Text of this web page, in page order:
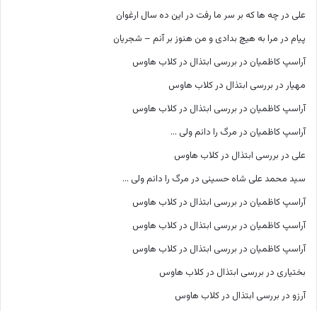
علی در چه ها که بر سر ما رفت در این ده سال ارغوان
پیام در مرا به هیچ بدادی و من هنوز بر آنم – شجریان
آراسپ کاظمیان در بررسی ابتذال در کلاب هاوس
مهیار در بررسی ابتذال در کلاب هاوس
آراسپ کاظمیان در بررسی ابتذال در کلاب هاوس
آراسپ کاظمیان در مرگ را دانم ولی …
علی در بررسی ابتذال در کلاب هاوس
سید محمد علی شاه حسینی در مرگ را دانم ولی …
آراسپ کاظمیان در بررسی ابتذال در کلاب هاوس
آراسپ کاظمیان در بررسی ابتذال در کلاب هاوس
آراسپ کاظمیان در بررسی ابتذال در کلاب هاوس
بختیاری در بررسی ابتذال در کلاب هاوس
آرزو در بررسی ابتذال در کلاب هاوس